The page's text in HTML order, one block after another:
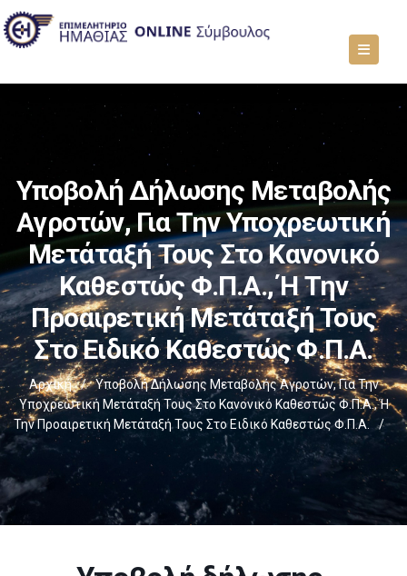
Υποβολή Δήλωσης Μεταβολής
Αγροτών, Για Την Υποχρεωτική
Μετάταξή Τους Στο Κανονικό
Καθεστώς Φ.Π.Α., Ή Την
Προαιρετική Μετάταξή Τους
Στο Ειδικό Καθεστώς Φ.Π.Α.
Αρχική /
Υποβολή Δήλωσης Μεταβολής Αγροτών, Για Την
Υποχρεωτική Μετάταξή Τους Στο Κανονικό Καθεστώς Φ.Π.Α., Ή
Την Προαιρετική Μετάταξή Τους Στο Ειδικό Καθεστώς Φ.Π.Α.
/